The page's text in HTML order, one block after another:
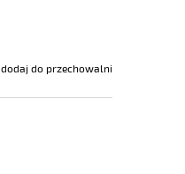
dodaj do przechowalni